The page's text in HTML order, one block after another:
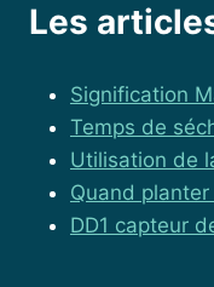
Les
Signification
Temps de
Utilisation de
Quand
DD1 capteur